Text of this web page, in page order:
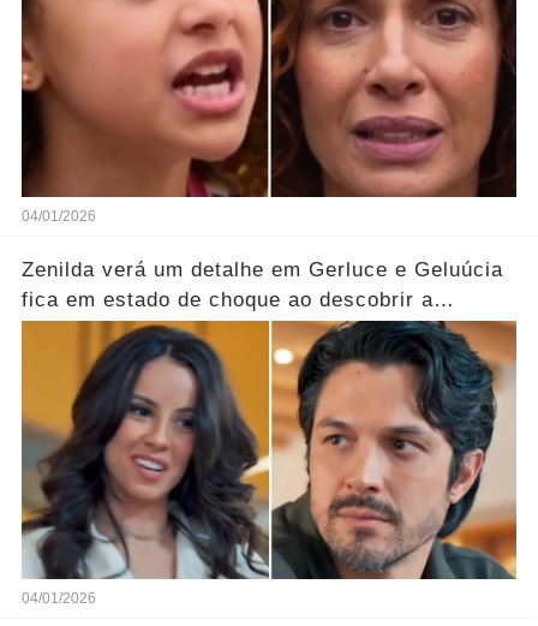
04/01/2026
Zenilda verá um detalhe em Gerluce e Geluúcia
fica em estado de choque ao descobrir a
verdade oculta sobre sua mãe... Ver mais
04/01/2026